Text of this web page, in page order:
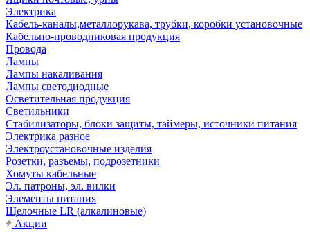
Электрика
Кабель-каналы,металлорукава, трубки, коробки установочные
Кабельно-проводниковая продукция
Провода
Лампы
Лампы накаливания
Лампы светодиодные
Осветительная продукция
Светильники
Стабилизаторы, блоки защиты, таймеры, источники питания
Электрика разное
Электроустановочные изделия
Розетки, разъемы, подрозетники
Хомуты кабельные
Эл. патроны, эл. вилки
Элементы питания
Щелочные LR (алкалиновые)
Акции